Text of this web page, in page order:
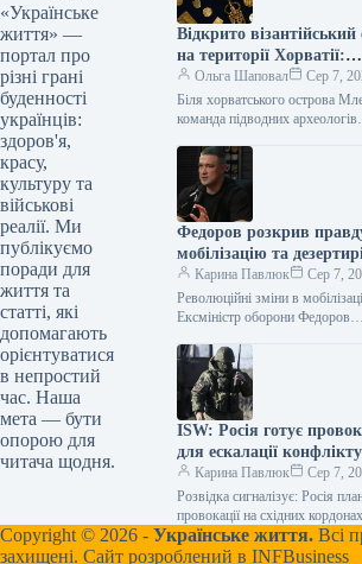
«Українське
життя» —
портал про
різні грані
буденності
українців:
здоров'я,
красу,
культуру та
військові
реалії. Ми
публікуємо
поради для
життя та
статті, які
допомагають
орієнтуватися
в непростий
час. Наша
мета — бути
опорою для
читача щодня.
Відкрито візантійський
на території Хорватії:
науковці вражені
Ольга Шаповал
Сер 7,
Біля хорватського острова
команда підводних археологів
відкриття – виявивши
візантійський корабель. На
було…
Федоров розкрив
мобілізацію та
каже ексміністр
Карина Павлюк
Сер 7,
Революційні зміни в
Ексміністр оборони Федоров
очільник оборонного відомства,
Михайло Федоров, поділився
інформацією про
ISW: Росія готує
для ескалації
НАТО
Карина Павлюк
Сер 7,
Розвідка сигналізує: Росія
провокації на східних
Литовські посадовці
висловлювали занепокоєння
Copyright © 2026 - Українське життя. Всі
захищені. Сайт розроблений в INFBusiness